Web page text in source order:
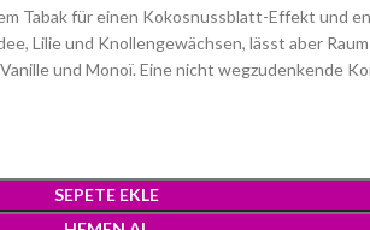
Tabak für einen Kokosnussblatt-Effekt und
Lilie und Knollengewächsen, lässt aber
und Monoï. Eine nicht wegzudenkende
SEPETE EKLE